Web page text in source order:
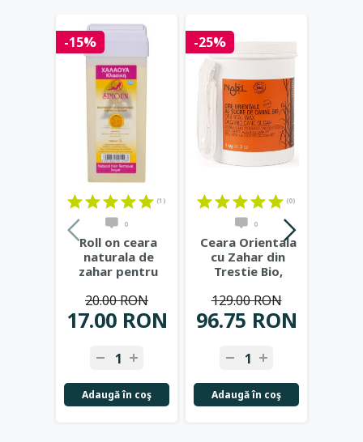
-15%
(1)
0
Roll on ceara
naturala de
zahar pentru
Simoun...
17.00 RON
20.00 RON
Adaugă în coş
-25%
(0)
0
Ceara Orientala
cu Zahar din
Trestie Bio,
Naturala,...
96.75 RON
129.00 RON
Adaugă în coş